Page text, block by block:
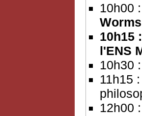
10h00
Worms
10h15
l'ENS
10h30 :
11h15 :
12h00 :